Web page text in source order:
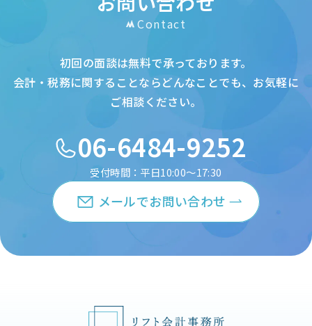
Contact
初回の面談は無料で承っております。
会計・税務に関することならどんなことでも、お気軽に
ご相談ください。
06-6484-9252
受付時間：平日10:00～17:30
メールでお問い合わせ